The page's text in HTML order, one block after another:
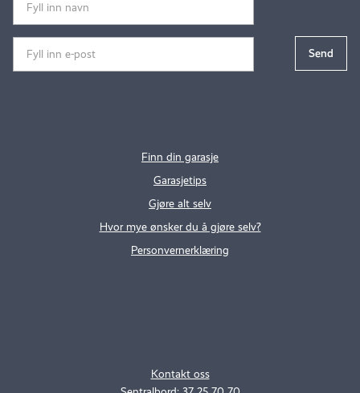
Kontakt oss
Finn din garasje
Garasjetips
Gjøre alt selv
Hvor mye ønsker du å gjøre selv?
Personvernerklæring